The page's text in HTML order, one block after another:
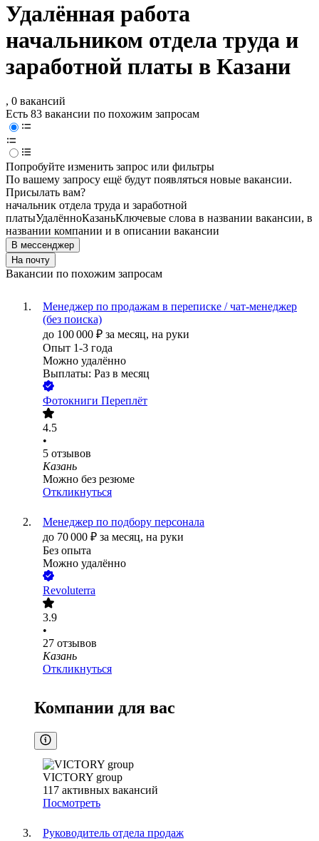
Удалённая работа
начальником отдела труда и
заработной платы в Казани
, 0 вакансий
Есть 83 вакансии по похожим запросам
Попробуйте изменить запрос или фильтры
По вашему запросу ещё будут появляться новые вакансии.
Присылать вам?
начальник отдела труда и заработной
платыУдалённоКазаньКлючевые слова в названии вакансии, в
названии компании и в описании вакансии
В мессенджер
На почту
Вакансии по похожим запросам
Менеджер по продажам в переписке / чат-менеджер
(без поиска)
до 100 000 ₽ за месяц, на руки
Опыт 1-3 года
Можно удалённо
Выплаты: Раз в месяц
Фотокниги Переплёт
4.5
•
5 отзывов
Казань
Можно без резюме
Откликнуться
Менеджер по подбору персонала
до 70 000 ₽ за месяц, на руки
Без опыта
Можно удалённо
Revoluterra
3.9
•
27 отзывов
Казань
Откликнуться
Компании для вас
VICTORY group
117 активных вакансий
Посмотреть
Руководитель отдела продаж